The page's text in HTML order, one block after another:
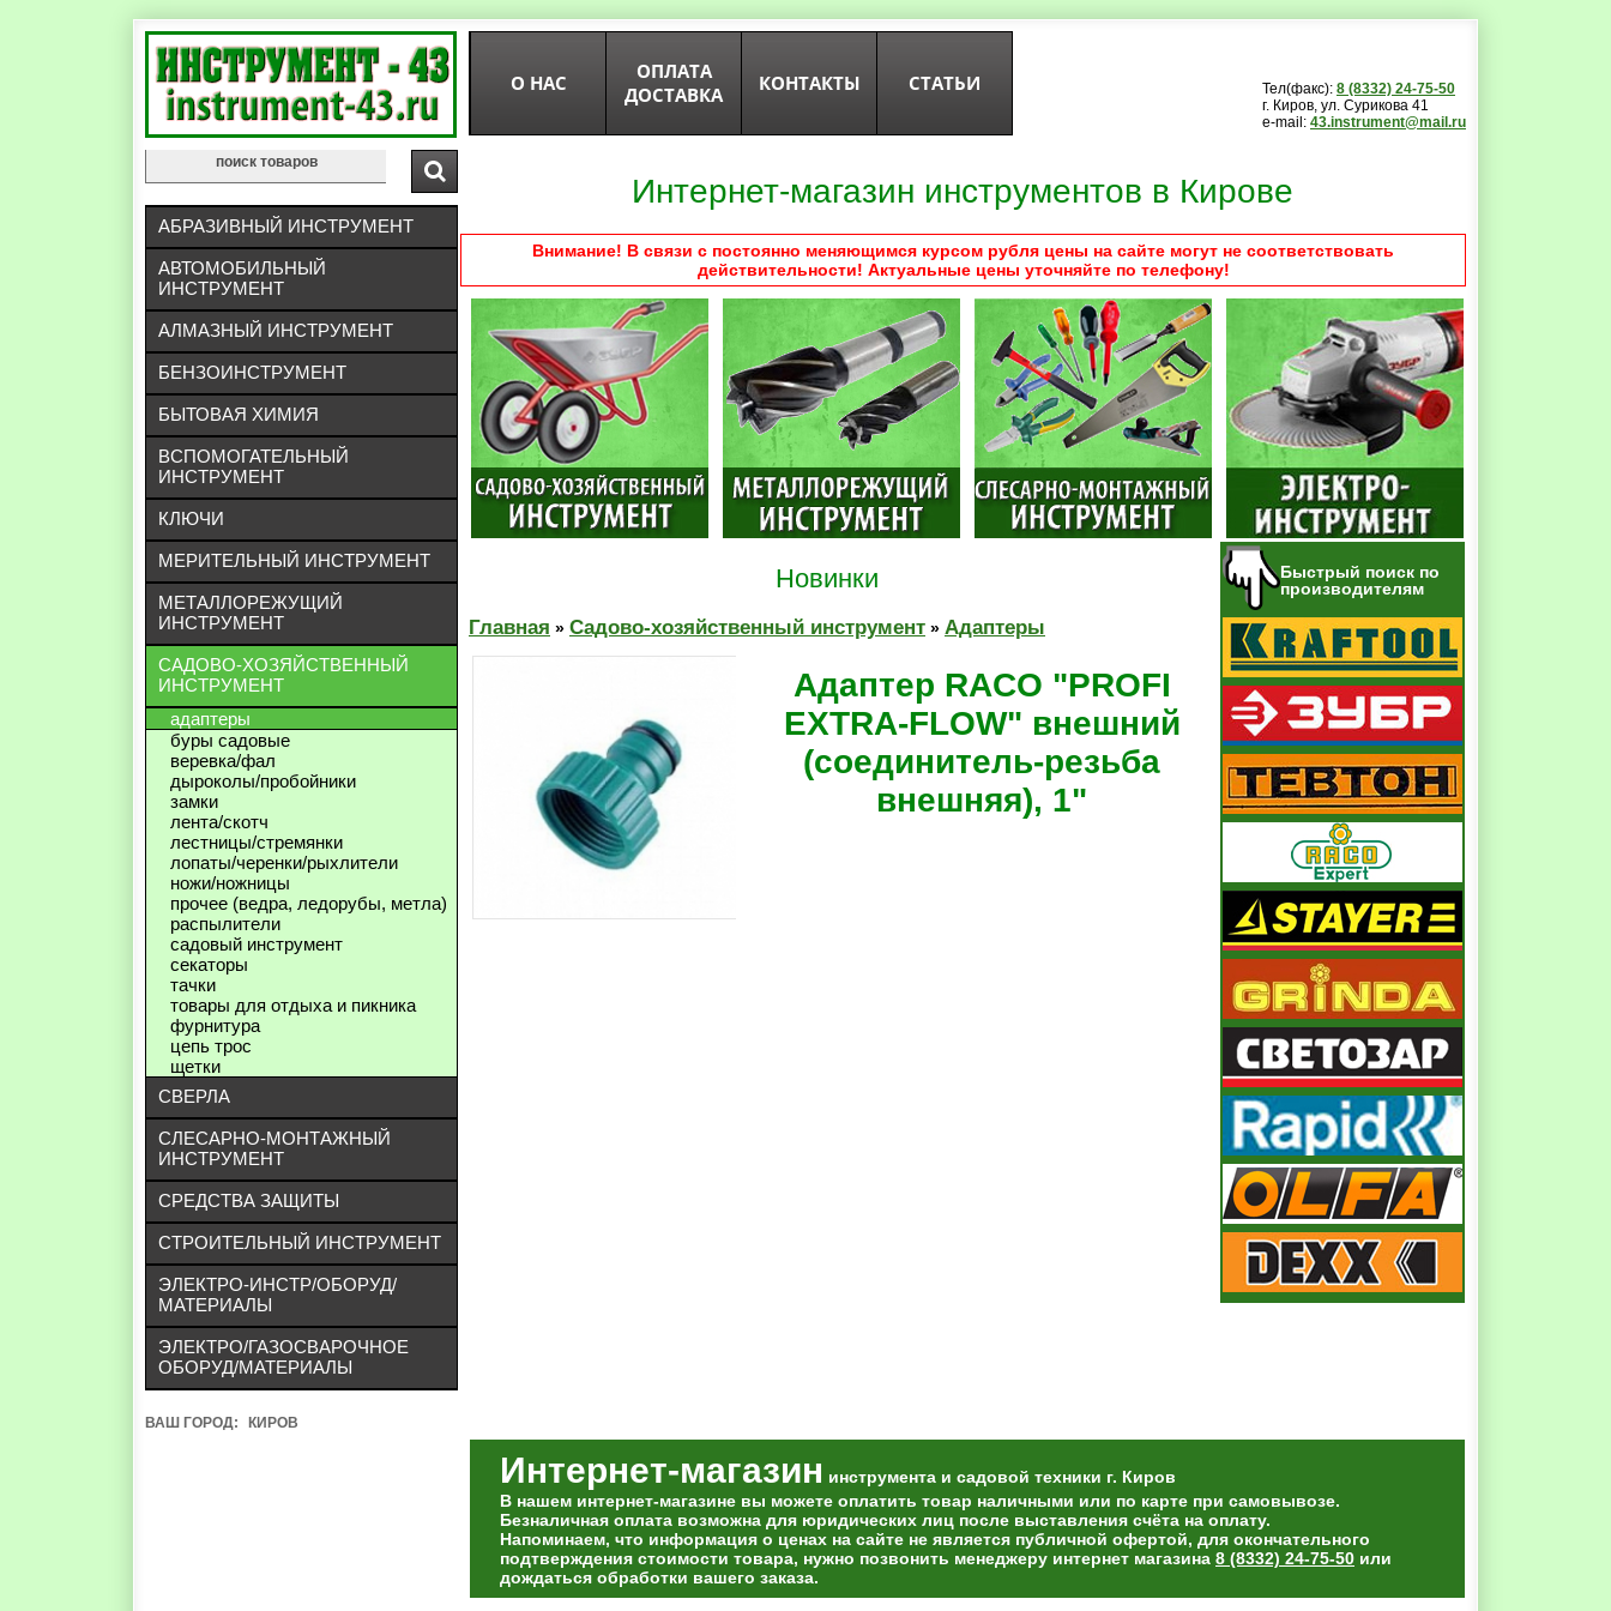
О НАС
ОПЛАТА
ДОСТАВКА
КОНТАКТЫ СТАТЬИ Тел(факс): 8 (8332) 24-75-50
г. Киров, ул. Сурикова 41
e-mail: 43.instrument@mail.ru
АБРАЗИВНЫЙ ИНСТРУМЕНТ
АВТОМОБИЛЬНЫЙ
ИНСТРУМЕНТ
АЛМАЗНЫЙ ИНСТРУМЕНТ
БЕНЗОИНСТРУМЕНТ
БЫТОВАЯ ХИМИЯ
ВСПОМОГАТЕЛЬНЫЙ
ИНСТРУМЕНТ
КЛЮЧИ
МЕРИТЕЛЬНЫЙ ИНСТРУМЕНТ
МЕТАЛЛОРЕЖУЩИЙ
ИНСТРУМЕНТ
САДОВО-ХОЗЯЙСТВЕННЫЙ
ИНСТРУМЕНТ
адаптеры
буры садовые
веревка/фал
дыроколы/пробойники
замки
лента/скотч
лестницы/стремянки
лопаты/черенки/рыхлители
ножи/ножницы
прочее (ведра, ледорубы, метла)
распылители
садовый инструмент
секаторы
тачки
товары для отдыха и пикника
фурнитура
цепь трос
щетки
СВЕРЛА
СЛЕСАРНО-МОНТАЖНЫЙ
ИНСТРУМЕНТ
СРЕДСТВА ЗАЩИТЫ
СТРОИТЕЛЬНЫЙ ИНСТРУМЕНТ
ЭЛЕКТРО-ИНСТР/ОБОРУД/
МАТЕРИАЛЫ
ЭЛЕКТРО/ГАЗОСВАРОЧНОЕ
ОБОРУД/МАТЕРИАЛЫ
ВАШ ГОРОД: КИРОВ
Интернет-магазин инструментов в Кирове
Внимание! В связи с постоянно меняющимся курсом рубля цены на сайте могут не соответствовать
действительности! Актуальные цены уточняйте по телефону!
Быстрый поиск по
производителям
Новинки
Главная » Садово-хозяйственный инструмент » Адаптеры
Адаптер RACO "PROFI
EXTRA-FLOW" внешний
(соединитель-резьба
внешняя), 1"
Интернет-магазин инструмента и садовой техники г. Киров
В нашем интернет-магазине вы можете оплатить товар наличными или по карте при самовывозе.
Безналичная оплата возможна для юридических лиц после выставления счёта на оплату.
Напоминаем, что информация о ценах на сайте не является публичной офертой, для окончательного
подтверждения стоимости товара, нужно позвонить менеджеру интернет магазина 8 (8332) 24-75-50 или
дождаться обработки вашего заказа.